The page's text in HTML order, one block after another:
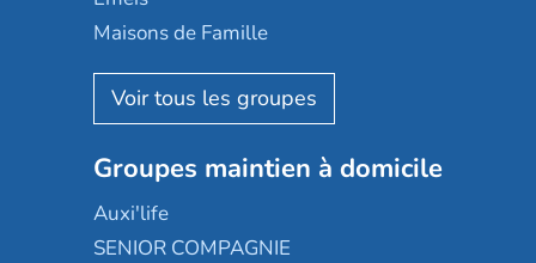
Happy Senior
Aquarelia
Nexity edenea
Les jardins d'Arcadie
Occitalia
Appartseniors
Maisons de Famille
Korian
Emera
Groupe SOS
Le Noble Âge
Almage
Groupes maintien à domicile
Auxi'life
SENIOR COMPAGNIE